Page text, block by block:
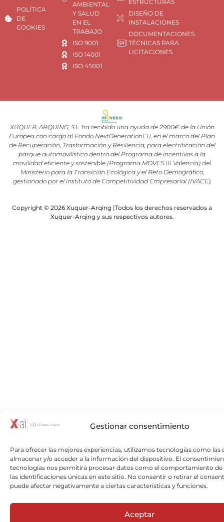
Gestionar consentimiento
Para ofrecer las mejores experiencias, utilizamos tecnologías como las
almacenar y/o acceder a la información del dispositivo. El
tecnologías nos permitirá procesar datos como el comportamiento de
las identificaciones únicas en este sitio. No consentir o retirar el
puede afectar negativamente a ciertas características y funciones.
Aceptar
POLÍTICA
DE
COOKIES
AMBIENTAL
Y SALUD
EN EL
TRABAJO
ISO 9001
ISO 14001
ISO 45001
ESTRUCTURAS
DISEÑO DE
INSTALACIONES
DOCUMENTACIONES
TÉCNICAS PARA
LICITACIONES
XÚQUER, ARQUING, S.L. ha recibido una ayuda de 2900€ de la Unión
Europea con cargo al Fondo NextGenerationEU, en el marco del Plan
de Recuperación, Trasformación y Resiliencia, para electrificación del
parque automovilístico dentro del Programa de incentivos a la
movilidad eficiente y sostenible (Programa MOVES III Valencia) del
Ministerio para la Transición Ecológica y el Reto Demográfico,
gestionado por el instituto de Competitividad Empresarial (IVACE).
Copyright © 2026 Xuquer-Arqing |Todos los derechos reservados a
Xuquer-Arqing y sus respectivos autores.